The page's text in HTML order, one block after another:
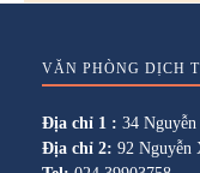
VĂN PHÒNG DỊCH
Địa chỉ 1 : 34
Địa chỉ 2: 92 Nguyễn